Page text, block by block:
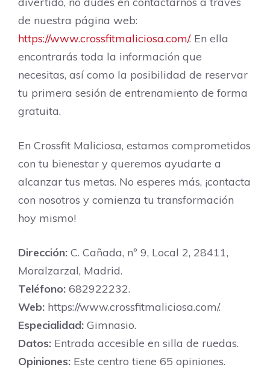
de nuestra página web:
https://www.crossfitmaliciosa.com/. En ella
encontrarás toda la información que
necesitas, así como la posibilidad de reservar
tu primera sesión de entrenamiento de forma
gratuita.
En Crossfit Maliciosa, estamos comprometidos
con tu bienestar y queremos ayudarte a
alcanzar tus metas. No esperes más, ¡contacta
con nosotros y comienza tu transformación
hoy mismo!
Dirección: C. Cañada, nº 9, Local 2, 28411,
Moralzarzal, Madrid.
Teléfono: 682922232.
Web: https://www.crossfitmaliciosa.com/.
Especialidad: Gimnasio.
Datos: Entrada accesible en silla de ruedas.
Opiniones: Este centro tiene 65 opiniones.